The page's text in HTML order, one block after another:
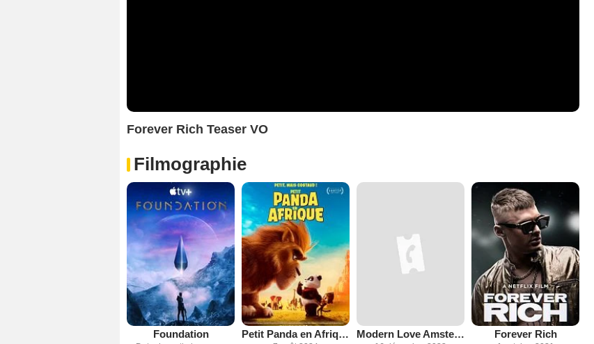
Forever Rich Teaser VO
Filmographie
Foundation Petit Panda en Afrique Modern Love Amsterdam Forever Rich